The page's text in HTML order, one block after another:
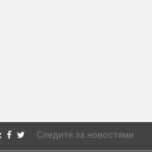
Следите за новостями